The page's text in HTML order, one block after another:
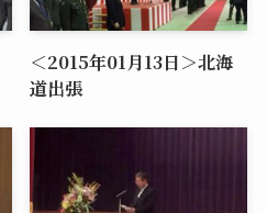
＜2015年01月13日＞北海
道出張